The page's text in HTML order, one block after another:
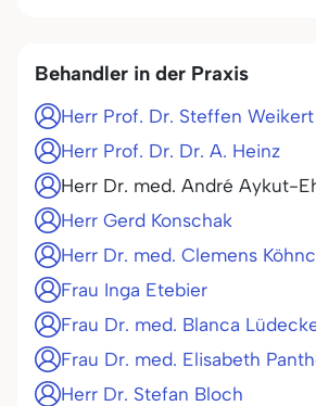
Behandler in der Praxis
Herr Prof. Dr. Steffen Weikert
Herr Prof. Dr. Dr. A. Heinz
Herr Dr. med. André Aykut-
Herr Gerd Konschak
Herr Dr. med. Clemens
Frau Inga Etebier
Frau Dr. med. Blanca
Frau Dr. med. Elisabeth
Herr Dr. Stefan Bloch